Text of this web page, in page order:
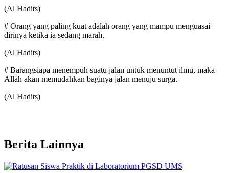
(Al Hadits)
# Orang yang paling kuat adalah orang yang mampu menguasai
dirinya ketika ia sedang marah.
(Al Hadits)
# Barangsiapa menempuh suatu jalan untuk menuntut ilmu, maka
Allah akan memudahkan baginya jalan menuju surga.
(Al Hadits)
Berita Lainnya